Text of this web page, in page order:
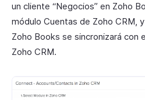
un cliente “Negocios” en Zoho
módulo Cuentas de Zoho CRM,
Zoho Books se sincronizará con
Zoho CRM.